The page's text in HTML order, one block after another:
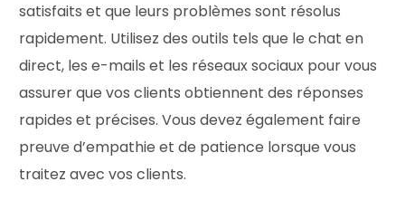
satisfaits et que leurs problèmes sont résolus
rapidement. Utilisez des outils tels que le chat en
direct, les e-mails et les réseaux sociaux pour vous
assurer que vos clients obtiennent des réponses
rapides et précises. Vous devez également faire
preuve d’empathie et de patience lorsque vous
traitez avec vos clients.